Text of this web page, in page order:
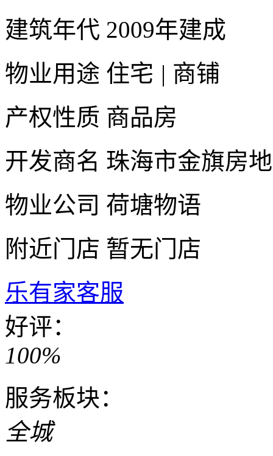
建筑年代 2009年建成
物业用途 住宅 | 商铺
产权性质 商品房
开发商名 珠海市金旗房
物业公司 荷塘物语
附近门店 暂无门店
乐有家客服
好评：
100%
服务板块：
全城